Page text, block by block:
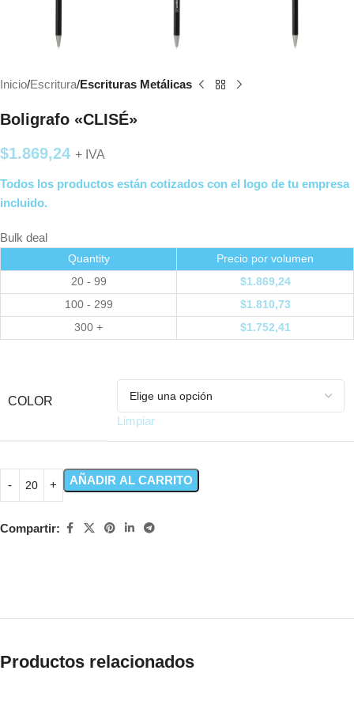
Inicio Escritura Escrituras Metálicas
Boligrafo «CLISÉ»
$1.869,24 + IVA
Todos los productos están cotizados con el logo de tu empresa
incluido.
Bulk deal
Quantity
Precio por volumen
20 - 99
$1.869,24
100 - 299
$1.810,73
300 +
$1.752,41
COLOR
Limpiar
AÑADIR AL CARRITO
Compartir:
Productos relacionados